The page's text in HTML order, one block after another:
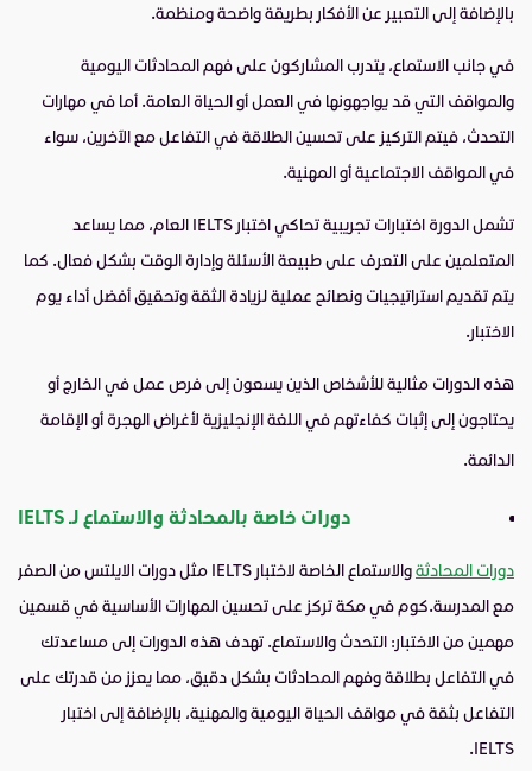
بالإضافة إلى التعبير عن الأفكار بطريقة واضحة ومنظمة.
في جانب الاستماع، يتدرب المشاركون على فهم المحادثات اليومية
والمواقف التي قد يواجهونها في العمل أو الحياة العامة. أما في مهارات
التحدث، فيتم التركيز على تحسين الطلاقة في التفاعل مع الآخرين، سواء
في المواقف الاجتماعية أو المهنية.
تشمل الدورة اختبارات تجريبية تحاكي اختبار IELTS العام، مما يساعد
المتعلمين على التعرف على طبيعة الأسئلة وإدارة الوقت بشكل فعال. كما
يتم تقديم استراتيجيات ونصائح عملية لزيادة الثقة وتحقيق أفضل أداء يوم
الاختبار.
هذه الدورات مثالية للأشخاص الذين يسعون إلى فرص عمل في الخارج أو
يحتاجون إلى إثبات كفاءتهم في اللغة الإنجليزية لأغراض الهجرة أو الإقامة
الدائمة.
دورات خاصة بالمحادثة والاستماع لـ IELTS
دورات المحادثة
والاستماع الخاصة لاختبار IELTS مثل دورات الايلتس من الصفر
مع المدرسة.كوم في مكة تركز على تحسين المهارات الأساسية في قسمين
مهمين من الاختبار: التحدث والاستماع. تهدف هذه الدورات إلى مساعدتك
في التفاعل بطلاقة وفهم المحادثات بشكل دقيق، مما يعزز من قدرتك على
التفاعل بثقة في مواقف الحياة اليومية والمهنية، بالإضافة إلى اختبار
IELTS.